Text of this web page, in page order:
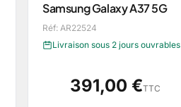
Samsung Galaxy A37 5G
Réf: AR22524
Livraison sous 2 jours ouvrables
391,00 €TTC